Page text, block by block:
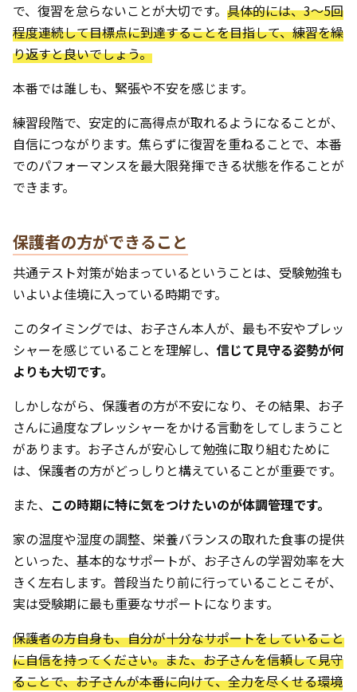
で、復習を怠らないことが大切です。 具体的には、3〜5回
程度連続して目標点に到達することを目指して、練習を繰
り返すと良いでしょう。
本番では誰しも、緊張や不安を感じます。
練習段階で、安定的に高得点が取れるようになることが、
自信につながります。焦らずに復習を重ねることで、本番
でのパフォーマンスを最大限発揮できる状態を作ることが
できます。
保護者の方ができること
共通テスト対策が始まっているということは、受験勉強も
いよいよ佳境に入っている時期です。
このタイミングでは、お子さん本人が、最も不安やプレッ
シャーを感じていることを理解し、 信じて見守る姿勢が何
よりも大切です。
しかしながら、保護者の方が不安になり、その結果、お子
さんに過度なプレッシャーをかける言動をしてしまうこと
があります。お子さんが安心して勉強に取り組むために
は、保護者の方がどっしりと構えていることが重要です。
また、 この時期に特に気をつけたいのが体調管理です。
家の温度や湿度の調整、栄養バランスの取れた食事の提供
といった、基本的なサポートが、お子さんの学習効率を大
きく左右します。普段当たり前に行っていることこそが、
実は受験期に最も重要なサポートになります。
保護者の方自身も、自分が十分なサポートをしていること
に自信を持ってください。また、お子さんを信頼して見守
ることで、お子さんが本番に向けて、全力を尽くせる環境